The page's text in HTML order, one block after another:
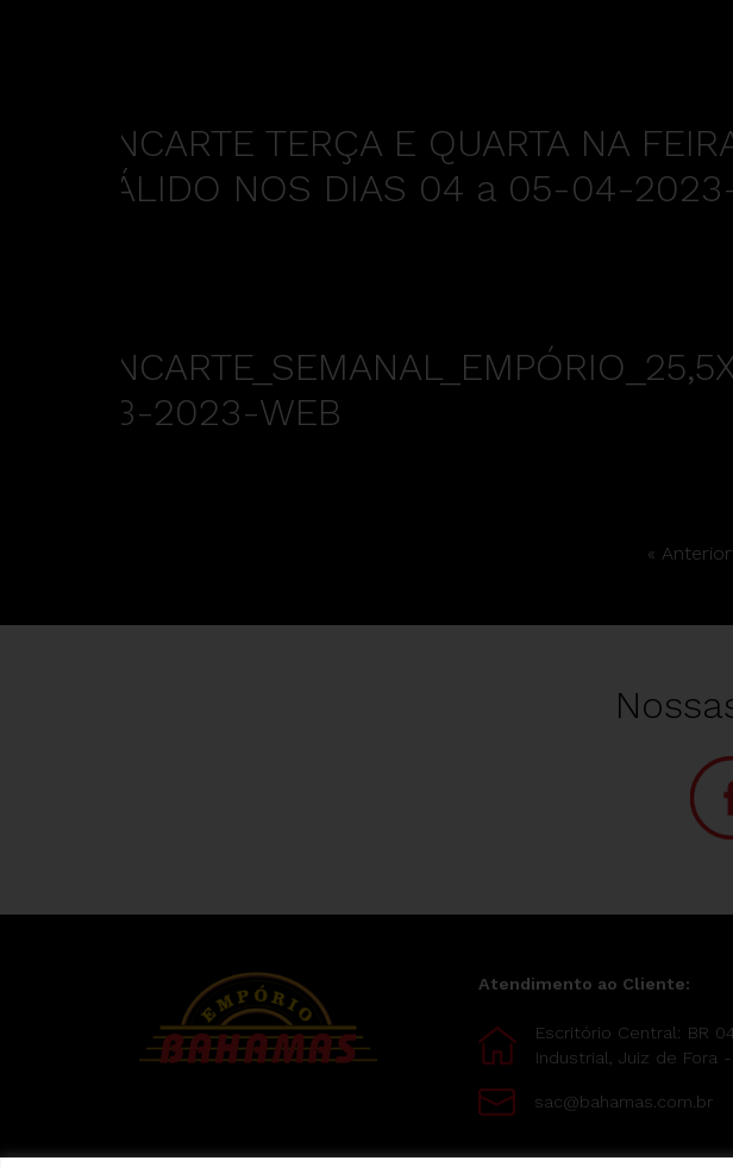
ENCARTE TERÇA E QUARTA NA
VÁLIDO NOS DIAS 04 a 05-04-
03-2023-WEB
« Anterior
Atendimento ao Cliente:
Escritório Central: BR
Industrial, Juiz de Fora -
sac@bahamas.com.br